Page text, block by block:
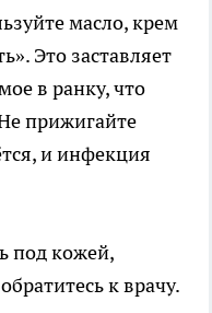
масло, крем
Это заставляет
в ранку, что
прижигайте
и инфекция
под кожей,
к врачу.